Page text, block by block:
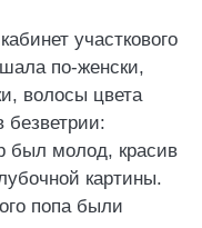
участкового
по-женски,
волосы цвета
безветрии:
был молод, красив
картины.
попа были